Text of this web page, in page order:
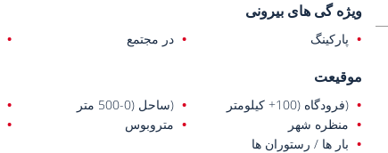
ویژه گی های بیرونی
پارکینگ در مجتمع
موقیعت
(فرودگاه (100+ کیلومتر (ساحل (0-500 متر
منظره شهر
متروبوس
بار ها / رستوران ها